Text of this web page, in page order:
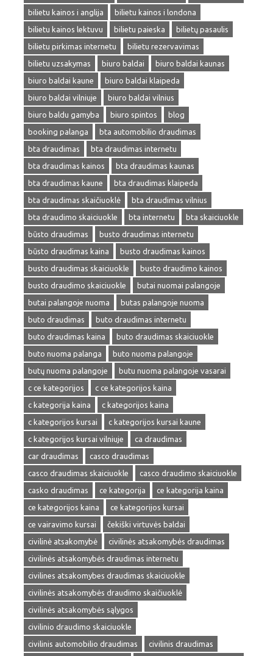
bilietu kainos i anglija
bilietu kainos i londona
bilietu kainos lektuvu
bilietu paieska
bilietų pasaulis
bilietu pirkimas internetu
bilietu rezervavimas
bilietu uzsakymas
biuro baldai
biuro baldai kaunas
biuro baldai kaune
biuro baldai klaipeda
biuro baldai vilniuje
biuro baldai vilnius
biuro baldu gamyba
biuro spintos
blog
booking palanga
bta automobilio draudimas
bta draudimas
bta draudimas internetu
bta draudimas kainos
bta draudimas kaunas
bta draudimas kaune
bta draudimas klaipeda
bta draudimas skaičiuoklė
bta draudimas vilnius
bta draudimo skaiciuokle
bta internetu
bta skaiciuokle
būsto draudimas
busto draudimas internetu
būsto draudimas kaina
busto draudimas kainos
busto draudimas skaiciuokle
busto draudimo kainos
busto draudimo skaiciuokle
butai nuomai palangoje
butai palangoje nuoma
butas palangoje nuoma
buto draudimas
buto draudimas internetu
buto draudimas kaina
buto draudimas skaiciuokle
buto nuoma palanga
buto nuoma palangoje
butų nuoma palangoje
butu nuoma palangoje vasarai
c ce kategorijos
c ce kategorijos kaina
c kategorija kaina
c kategorijos kaina
c kategorijos kursai
c kategorijos kursai kaune
c kategorijos kursai vilniuje
ca draudimas
car draudimas
casco draudimas
casco draudimas skaiciuokle
casco draudimo skaiciuokle
casko draudimas
ce kategorija
ce kategorija kaina
ce kategorijos kaina
ce kategorijos kursai
ce vairavimo kursai
čekiški virtuvės baldai
civilinė atsakomybė
civilinės atsakomybės draudimas
civilinės atsakomybės draudimas internetu
civilines atsakomybes draudimas skaiciuokle
civilinės atsakomybės draudimo skaičiuoklė
civilinės atsakomybės sąlygos
civilinio draudimo skaiciuokle
civilinis automobilio draudimas
civilinis draudimas